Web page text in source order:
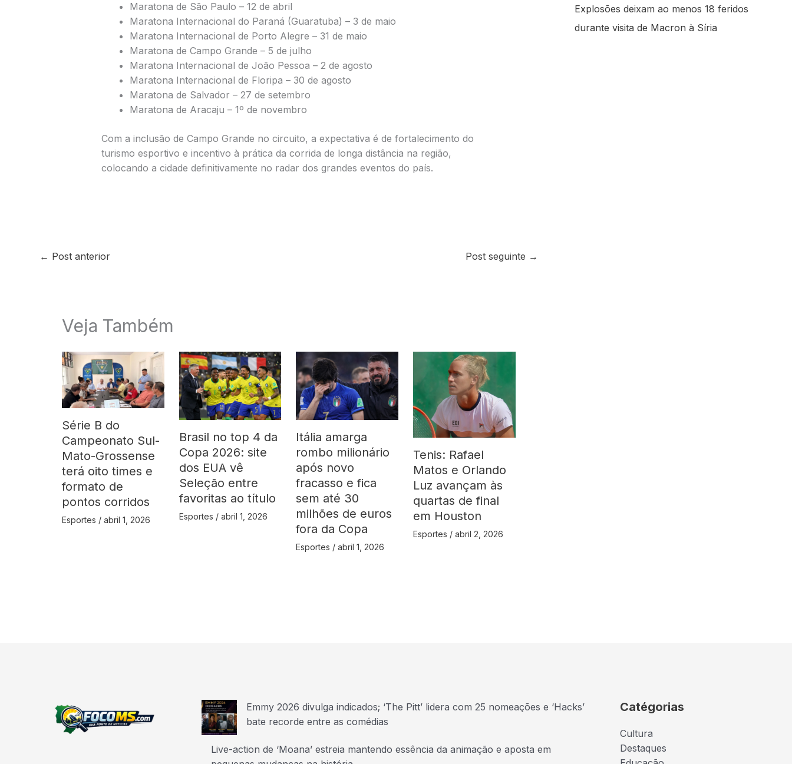
Maratona de São Paulo – 12 de abril
Maratona Internacional do Paraná (Guaratuba) – 3 de maio
Maratona Internacional de Porto Alegre – 31 de maio
Maratona de Campo Grande – 5 de julho
Maratona Internacional de João Pessoa – 2 de agosto
Maratona Internacional de Floripa – 30 de agosto
Maratona de Salvador – 27 de setembro
Maratona de Aracaju – 1º de novembro
Com a inclusão de Campo Grande no circuito, a expectativa é de fortalecimento do
turismo esportivo e incentivo à prática da corrida de longa distância na região,
colocando a cidade definitivamente no radar dos grandes eventos do país.
← Post anterior Post seguinte →
Veja Também
Série B do
Campeonato Sul-
Mato-Grossense
terá oito times e
formato de
pontos corridos
Esportes / abril 1, 2026
Brasil no top 4 da
Copa 2026: site
dos EUA vê
Seleção entre
favoritas ao título
Esportes / abril 1, 2026
Itália amarga
rombo milionário
após novo
fracasso e fica
sem até 30
milhões de euros
fora da Copa
Esportes /abril 1, 2026
Tenis: Rafael
Matos e Orlando
Luz avançam às
quartas de final
em Houston
Esportes /abril 2, 2026
Explosões deixam ao menos 18 feridos
durante visita de Macron à Síria
Emmy 2026 divulga indicados; ‘The Pitt’ lidera com 25 nomeações e ‘Hacks’
bate recorde entre as comédias
Live-action de ‘Moana’ estreia mantendo essência da animação e aposta em
Catégorias
Cultura
Destaques